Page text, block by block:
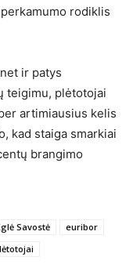
rodiklis
ir patys
teigimu, plėtotojai
artimiausius kelis
kad staiga smarkiai
brangimo
Savostė
euribor